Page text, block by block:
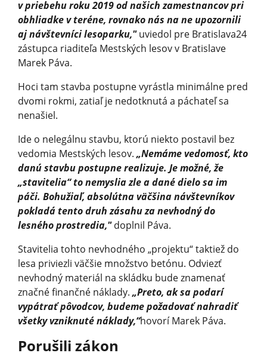
v priebehu roku 2019 od našich zamestnancov pri
obhliadke v teréne, rovnako nás na ne upozornili
aj návštevníci lesoparku,"uviedol pre Bratislava24
zástupca riaditeľa Mestských lesov v Bratislave
Marek Páva.
Hoci tam stavba postupne vyrástla minimálne pred
dvomi rokmi, zatiaľ je nedotknutá a páchateľ sa
nenašiel.
Ide o nelegálnu stavbu, ktorú niekto postavil bez
vedomia Mestských lesov. „Nemáme vedomosť, kto
danú stavbu postupne realizuje. Je možné, že
„stavitelia“ to nemyslia zle a dané dielo sa im
páči. Bohužiaľ, absolútna väčšina návštevníkov
pokladá tento druh zásahu za nevhodný do
lesného prostredia,"doplnil Páva.
Stavitelia tohto nevhodného „projektu“ taktiež do
lesa priviezli väčšie množstvo betónu. Odviezť
nevhodný materiál na skládku bude znamenať
značné finančné náklady. „Preto, ak sa podarí
vypátrať pôvodcov, budeme požadovať nahradiť
všetky vzniknuté náklady,“hovorí Marek Páva.
Porušili zákon